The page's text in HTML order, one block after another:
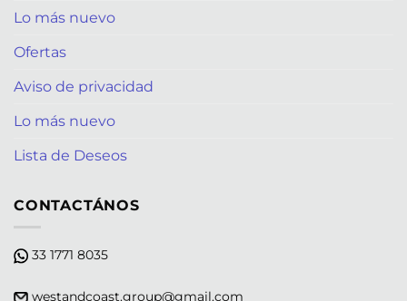
Lo más nuevo
Ofertas
Aviso de privacidad
Lo más nuevo
Lista de Deseos
CONTACTÁNOS
33 1771 8035
westandcoast.group@gmail.com